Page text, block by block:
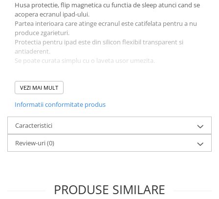
iPhone 16
iPhone 15 Plus
iPhone 15
iPhone 14 Pro Max
iPhone 14 Plus
iPhone 14
iPhone 13 Pro Max
iPhone 13 Pro
iPhone 13
Husa protectie, flip magnetica cu functia de sleep atunci cand se
acopera ecranul ipad-ului.
Partea interioara care atinge ecranul este catifelata pentru a nu
produce zgarieturi.
Protectia pentru ipad este din silicon flexibil transparent si
antiaderent.
Se poate curata simplu cu o laveta usor umezita.
Husa este compatibila cu:
- iPad Pro 11” Generatia 2 - 2020
VEZI MAI MULT
Informatii conformitate produs
Caracteristici
Review-uri(0)
PRODUSE SIMILARE